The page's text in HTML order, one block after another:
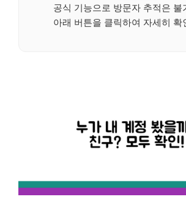
공식 기능으로 방문자 추적은 불
아래 버튼을 클릭하여 자세히 확